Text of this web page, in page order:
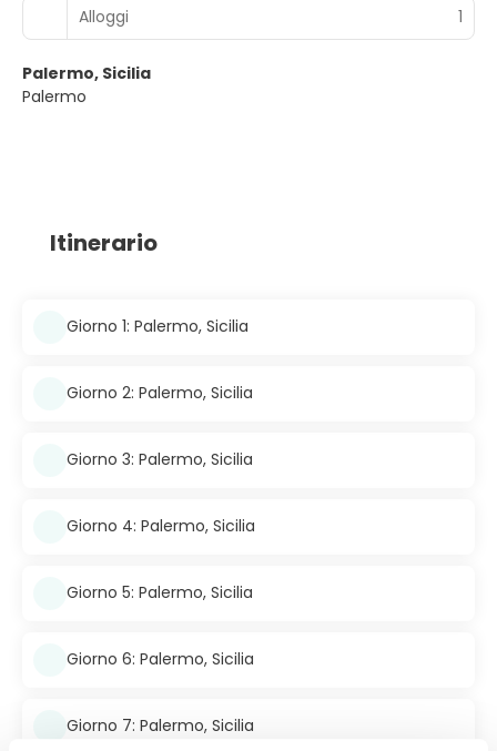
Alloggi 1
Palermo, Sicilia
Palermo
Itinerario
Giorno 1: Palermo, Sicilia
Giorno 2: Palermo, Sicilia
Giorno 3: Palermo, Sicilia
Giorno 4: Palermo, Sicilia
Giorno 5: Palermo, Sicilia
Giorno 6: Palermo, Sicilia
Giorno 7: Palermo, Sicilia